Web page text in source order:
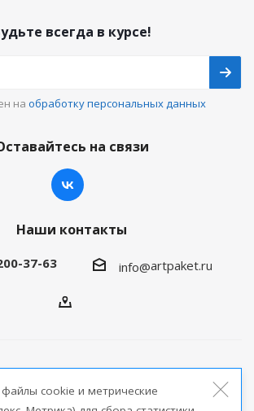
всегда в курсе!
на обработку персональных данных
на связи
Наши контакты
37-63 info@artpaket.ru
продукции
cookie и метрические